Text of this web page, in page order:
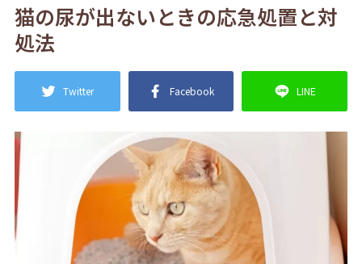
猫の尿が出ないときの応急処置と対
処法
Twitter Facebook LINE